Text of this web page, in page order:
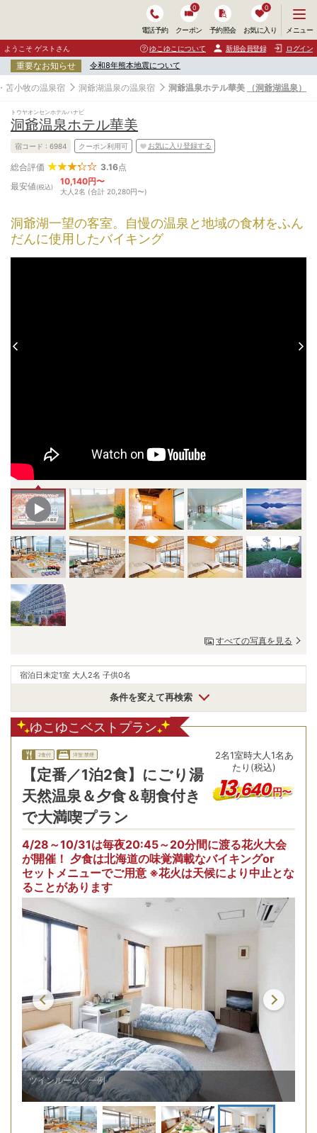
電話予約 クーポン
0
予約照会 お気に入り
0
ニ
ュ
ー
開
く
メニュー
ようこそ ゲストさん ゆこゆこについて 新規会員登録 ログイン
重要なお知らせ 令和8年熊本地震について
苫小牧の温泉宿 洞爺湖温泉の温泉宿 洞爺温泉ホテル華美 （洞爺湖温泉）
トウヤオンセンホテルハナビ
洞爺温泉ホテル華美
宿コード : 6984 クーポン利用可 お気に入り登録する
総合評価 3.16点
最安値(税込)
10,140円〜
大人2名 (合計 20,280円〜)
洞爺湖一望の客室。自慢の温泉と地域の食材をふん
だんに使用したバイキング
すべての写真を見る
宿泊日未定1室 大人2名 子供0名
条件を変えて再検索
ゆこゆこベストプラン
2食付 洋室:禁煙
【定番／1泊2食】にごり湯
天然温泉＆夕食＆朝食付き
で大満喫プラン
2名1室時大人1名あ
たり(税込)
13,640円〜
4/28～10/31は毎夜20:45～20分間に渡る花火大会
が開催！ 夕食は北海道の味覚満載なバイキングor
セットメニューでご用意 ※花火は天候により中止とな
ることがあります
ツインルーム／一例